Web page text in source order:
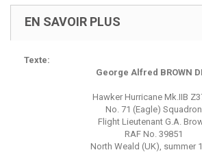
EN SAVOIR PLUS
Texte:
George Alfred BROWN
Hawker Hurricane Mk.IIB
No. 71 (Eagle) Squadron
Flight Lieutenant G.A.
RAF No. 39851
North Weald (UK), summer